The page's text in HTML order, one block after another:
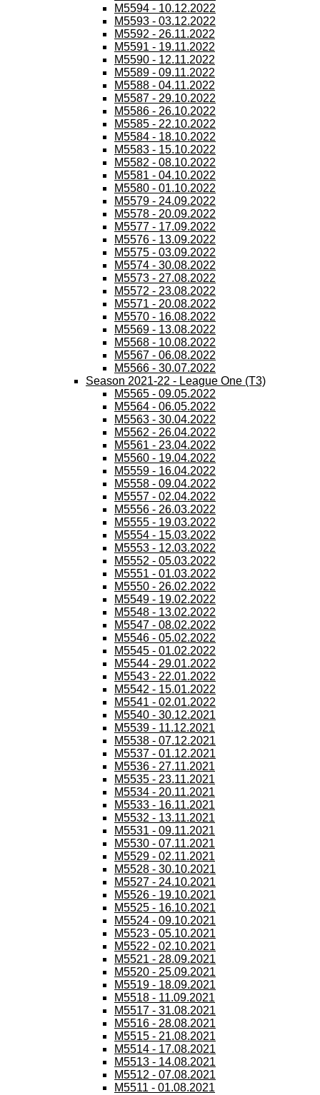
M5594 - 10.12.2022
M5593 - 03.12.2022
M5592 - 26.11.2022
M5591 - 19.11.2022
M5590 - 12.11.2022
M5589 - 09.11.2022
M5588 - 04.11.2022
M5587 - 29.10.2022
M5586 - 26.10.2022
M5585 - 22.10.2022
M5584 - 18.10.2022
M5583 - 15.10.2022
M5582 - 08.10.2022
M5581 - 04.10.2022
M5580 - 01.10.2022
M5579 - 24.09.2022
M5578 - 20.09.2022
M5577 - 17.09.2022
M5576 - 13.09.2022
M5575 - 03.09.2022
M5574 - 30.08.2022
M5573 - 27.08.2022
M5572 - 23.08.2022
M5571 - 20.08.2022
M5570 - 16.08.2022
M5569 - 13.08.2022
M5568 - 10.08.2022
M5567 - 06.08.2022
M5566 - 30.07.2022
Season 2021-22 - League One (T3)
M5565 - 09.05.2022
M5564 - 06.05.2022
M5563 - 30.04.2022
M5562 - 26.04.2022
M5561 - 23.04.2022
M5560 - 19.04.2022
M5559 - 16.04.2022
M5558 - 09.04.2022
M5557 - 02.04.2022
M5556 - 26.03.2022
M5555 - 19.03.2022
M5554 - 15.03.2022
M5553 - 12.03.2022
M5552 - 05.03.2022
M5551 - 01.03.2022
M5550 - 26.02.2022
M5549 - 19.02.2022
M5548 - 13.02.2022
M5547 - 08.02.2022
M5546 - 05.02.2022
M5545 - 01.02.2022
M5544 - 29.01.2022
M5543 - 22.01.2022
M5542 - 15.01.2022
M5541 - 02.01.2022
M5540 - 30.12.2021
M5539 - 11.12.2021
M5538 - 07.12.2021
M5537 - 01.12.2021
M5536 - 27.11.2021
M5535 - 23.11.2021
M5534 - 20.11.2021
M5533 - 16.11.2021
M5532 - 13.11.2021
M5531 - 09.11.2021
M5530 - 07.11.2021
M5529 - 02.11.2021
M5528 - 30.10.2021
M5527 - 24.10.2021
M5526 - 19.10.2021
M5525 - 16.10.2021
M5524 - 09.10.2021
M5523 - 05.10.2021
M5522 - 02.10.2021
M5521 - 28.09.2021
M5520 - 25.09.2021
M5519 - 18.09.2021
M5518 - 11.09.2021
M5517 - 31.08.2021
M5516 - 28.08.2021
M5515 - 21.08.2021
M5514 - 17.08.2021
M5513 - 14.08.2021
M5512 - 07.08.2021
M5511 - 01.08.2021